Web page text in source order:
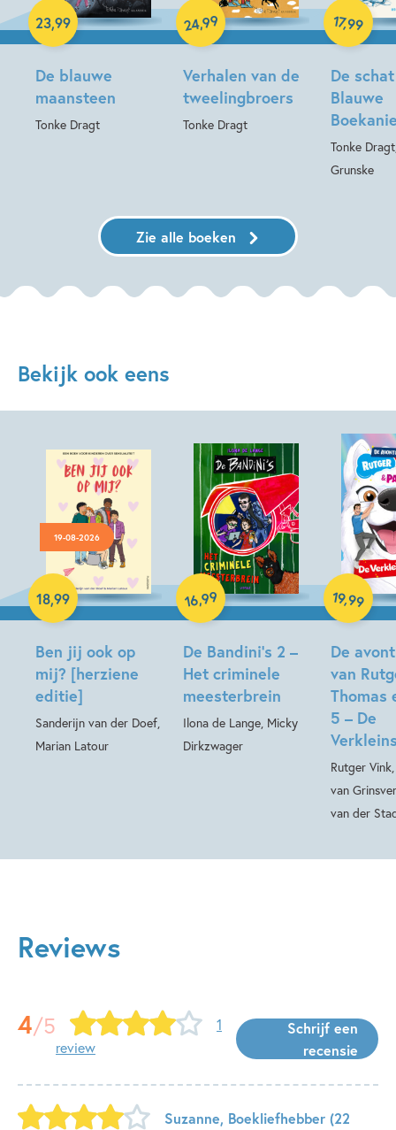
De blauwe
maansteen
Tonke Dragt
23,99
Verhalen van de
tweelingbroers
Tonke Dragt
24,99
De
Blauwe
Tonke
Grunske
17,99
Hardcover
Zie alle boeken
Bekijk ook eens
19-08-2026
Ben jij ook op
mij? [herziene
editie]
Sanderijn van der Doef,
Marian Latour
18,99
Hardcover
De Bandini’s 2 –
Het criminele
meesterbrein
Ilona de Lange, Micky
Dirkzwager
16,99
Hardcover
De
van
Thomas
5 – De
Rutger
van
van der
19,99
Hardcover
Reviews
4/5
1
review
Schrijf een
recensie
Suzanne, Boekliefhebber (22